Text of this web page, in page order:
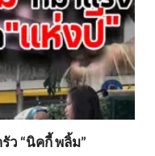
ว “นิคกี้ พลิ้ม”